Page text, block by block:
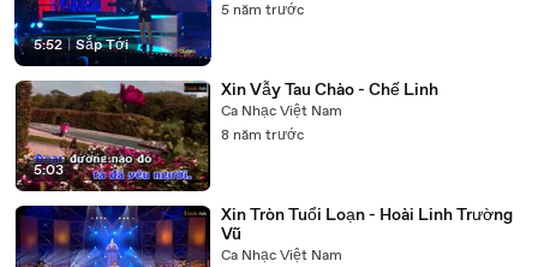
5:52 | Sắp Tới
5 năm trước
5:03
Xin Vẫy Tau Chào - Chế Linh
Ca Nhạc Việt Nam
8 năm trước
Xin Tròn Tuổi Loạn - Hoài Linh Trường
Vũ
Ca Nhạc Việt Nam